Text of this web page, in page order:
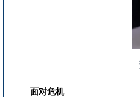
面对危机